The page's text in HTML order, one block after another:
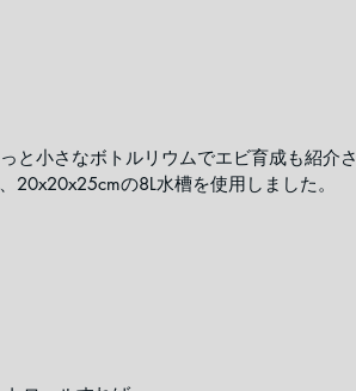
と小さなボトルリウムでエビ育成も紹介
の8L水槽を使用しました。